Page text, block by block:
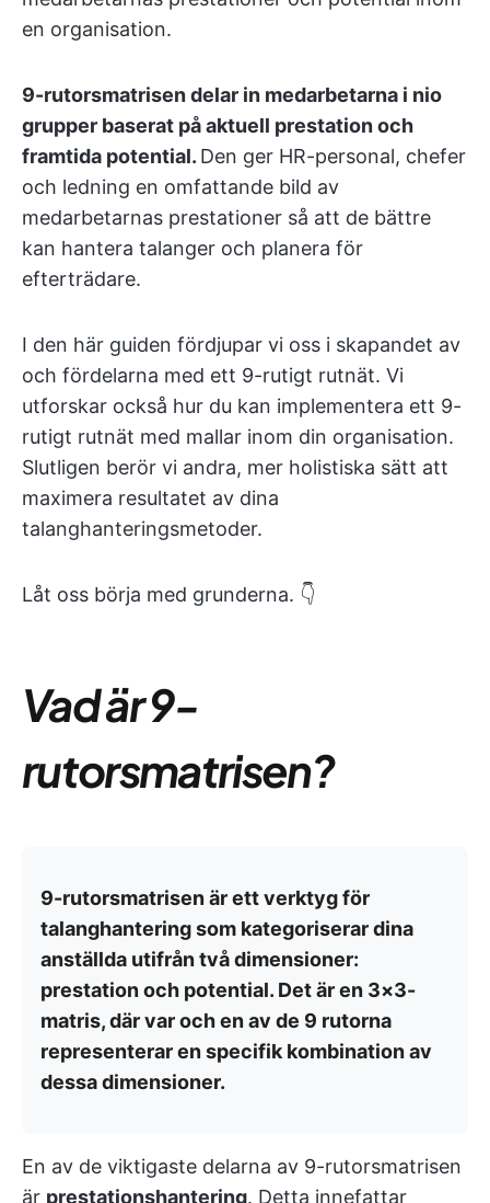
en organisation.
9-rutorsmatrisen delar in medarbetarna i nio
grupper baserat på aktuell prestation och
framtida potential. Den ger HR-personal, chefer
och ledning en omfattande bild av
medarbetarnas prestationer så att de bättre
kan hantera talanger och planera för
efterträdare.
I den här guiden fördjupar vi oss i skapandet av
och fördelarna med ett 9-rutigt rutnät. Vi
utforskar också hur du kan implementera ett 9-
rutigt rutnät med mallar inom din organisation.
Slutligen berör vi andra, mer holistiska sätt att
maximera resultatet av dina
talanghanteringsmetoder.
Låt oss börja med grunderna. 👇
Vad är 9-
rutorsmatrisen?
9-rutorsmatrisen är ett verktyg för
talanghantering som kategoriserar dina
anställda utifrån två dimensioner:
prestation och potential. Det är en 3×3-
matris, där var och en av de 9 rutorna
representerar en specifik kombination av
dessa dimensioner.
En av de viktigaste delarna av 9-rutorsmatrisen
är prestationshantering. Detta innefattar